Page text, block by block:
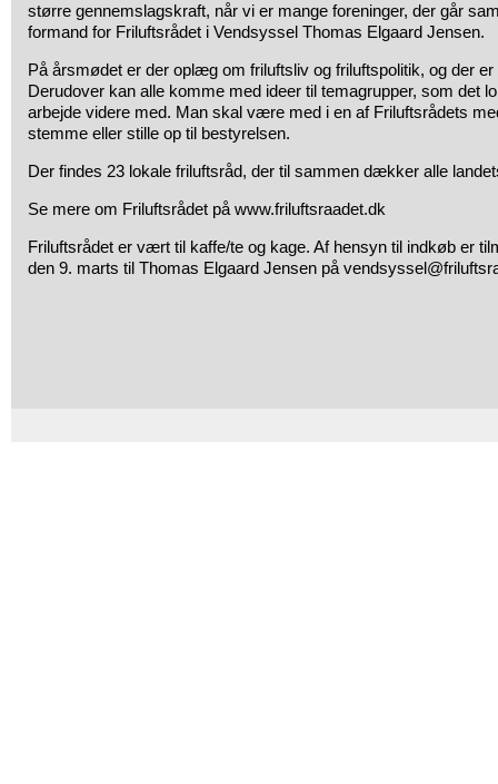
større gennemslagskraft, når vi er mange foreninger, der går
formand for Friluftsrådet i Vendsyssel Thomas Elgaard Jensen.
På årsmødet er der oplæg om friluftsliv og friluftspolitik, og der
Derudover kan alle komme med ideer til temagrupper, som det
arbejde videre med. Man skal være med i en af Friluftsrådets
stemme eller stille op til bestyrelsen.
Der findes 23 lokale friluftsråd, der til sammen dækker alle
Se mere om Friluftsrådet på www.friluftsraadet.dk
Friluftsrådet er vært til kaffe/te og kage. Af hensyn til indkøb er
den 9. marts til Thomas Elgaard Jensen på